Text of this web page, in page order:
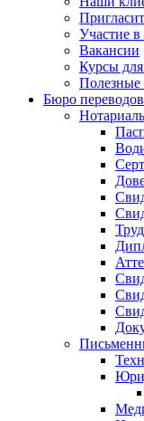
Участие в
Вакансии
Курсы
Полезные
Бюро переводов